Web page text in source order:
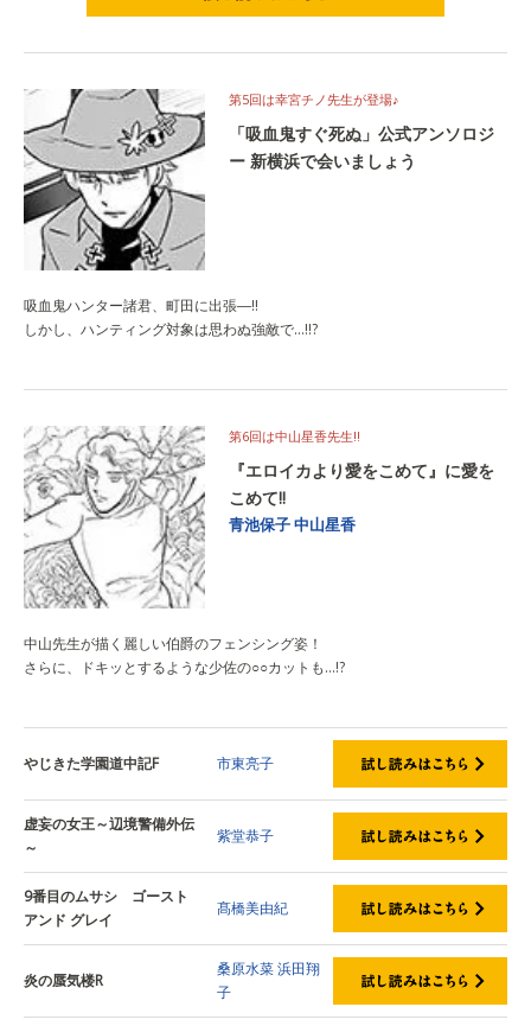
第5回は幸宮チノ先生が登場♪
「吸血鬼すぐ死ぬ」公式アンソロジ
ー 新横浜で会いましょう
吸血鬼ハンター諸君、町田に出張―!!
しかし、ハンティング対象は思わぬ強敵で…!!?
第6回は中山星香先生‼
『エロイカより愛をこめて』に愛を
こめて‼
青池保子中山星香
中山先生が描く麗しい伯爵のフェンシング姿！
さらに、ドキッとするような少佐の○○カットも…!?
やじきた学園道中記F 市東亮子
虚妄の女王～辺境警備外伝
～
紫堂恭子
9番目のムサシ ゴースト
アンド グレイ
髙橋美由紀
炎の蜃気楼R
桑原水菜浜田翔
子